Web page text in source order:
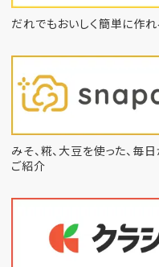
だれでもおいしく簡単に作れ
みそ、糀、大豆を使った、毎
ご紹介